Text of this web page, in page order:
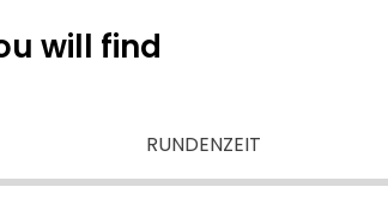
will find
RUNDENZEIT